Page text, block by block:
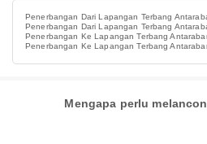
Penerbangan Dari Lapangan Terbang
Penerbangan Dari Lapangan Terbang
Penerbangan Ke Lapangan Terbang
Penerbangan Ke Lapangan Terbang
Mengapa perlu